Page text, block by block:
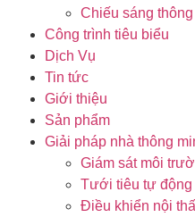
Chiếu sáng
Công trình tiêu biểu
Dịch Vụ
Tin tức
Giới thiệu
Sản phẩm
Giải pháp nhà thông
Giám sát môi
Tưới tiêu tự động
Điều khiển nội